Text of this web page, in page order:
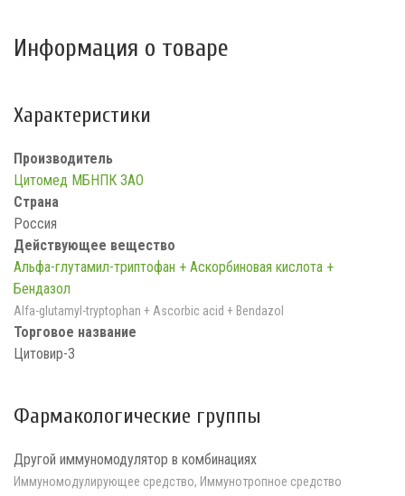
Информация о товаре
Характеристики
Производитель
Цитомед МБНПК ЗАО
Страна
Россия
Действующее вещество
Альфа-глутамил-триптофан + Аскорбиновая кислота +
Бендазол
Alfa-glutamyl-tryptophan + Ascorbic acid + Bendazol
Торговое название
Цитовир-3
Фармакологические группы
Другой иммуномодулятор в комбинациях
Иммуномодулирующее средство, Иммунотропное средство